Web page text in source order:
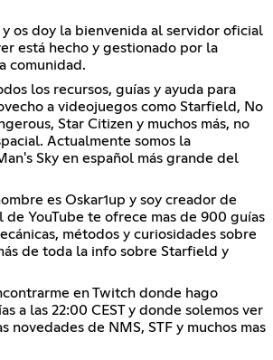
y os doy la bienvenida al servidor oficial
está hecho y gestionado por la
comunidad.
los recursos, guías y ayuda para
a videojuegos como Starfield, No
Star Citizen y muchos más, no
Actualmente somos la
Sky en español más grande del
es Oskar1up y soy creador de
YouTube te ofrece mas de 900 guías
métodos y curiosidades sobre
de toda la info sobre Starfield y
en Twitch donde hago
a las 22:00 CEST y donde solemos ver
novedades de NMS, STF y muchos mas